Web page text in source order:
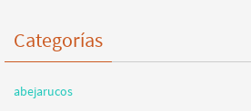
Categorías
abejarucos